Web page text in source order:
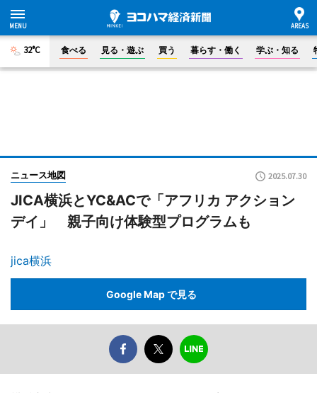
32°C 食べる 見る・遊ぶ 買う 暮らす・働く 学ぶ・知る
ニュース地図 2025.07.30
JICA横浜とYC&ACで「アフリカ アクション
デイ」 親子向け体験型プログラムも
jica横浜
Google Map で見る